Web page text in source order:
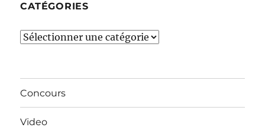
CATÉGORIES
Catégories
Concours
Video